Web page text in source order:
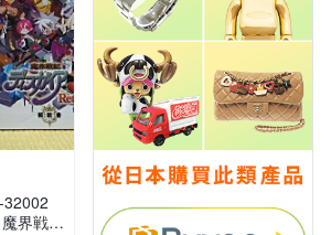
32002
界戦記